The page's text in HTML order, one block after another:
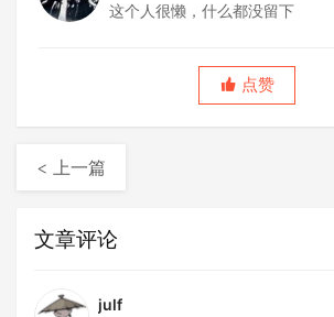
这个人很懒，什么都没留下
点赞
< 上一篇
文章评论
julf